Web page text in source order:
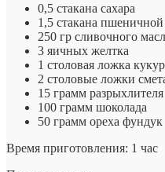
0,5 стакана сахара
1,5 стакана
250 гр сливочного
3 яичных желтка
1 столовая ложка
2 столовые ложки
15 грамм разрыхлителя
100 грамм шоколада
50 грамм ореха фундук
Время приготовления: 1 час